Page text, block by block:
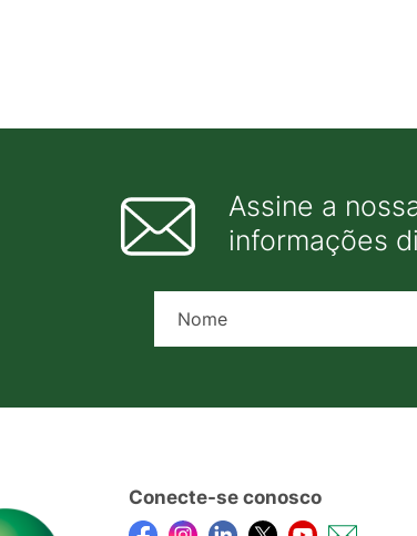
Assine a
informações
Conecte-se conosco